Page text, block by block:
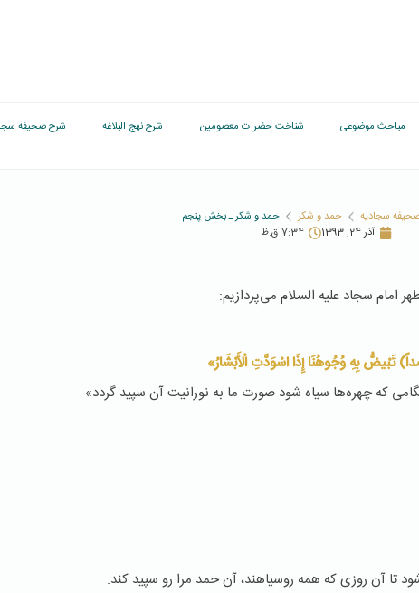
مباحث موضوعی شناخت حضرات معصومین شرح نهج البلاغه شرح صحیفه
سجادیه حمد و شکر
حمد و شکر ـ بخش پنجم
آذر 24, 1393
7:34 ق.ظ
سجاد عليه السلام می‌پردازیم:
تَبْیضُّ بِهِ‏ وُجُوهُنَا إِذَا اسْوَدَّتِ الْأَبْشَارُ»
که چهره‌‏ها سیاه شود صورت ما به نورانیت آن سپید گردد»
آن روزی كه همه روسیاهند‌، آن حمد مرا رو سپید كند.